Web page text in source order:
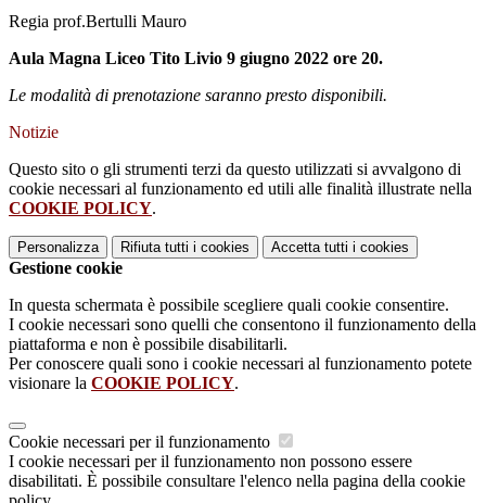
Regia prof.Bertulli Mauro
Aula Magna Liceo Tito Livio 9 giugno 2022 ore 20.
Le modalità di prenotazione saranno presto disponibili.
Notizie
Questo sito o gli strumenti terzi da questo utilizzati si avvalgono di
cookie necessari al funzionamento ed utili alle finalità illustrate nella
COOKIE POLICY.
Personalizza Rifiuta tutti i cookies Accetta tutti i cookies
Gestione cookie
In questa schermata è possibile scegliere quali cookie consentire.
I cookie necessari sono quelli che consentono il funzionamento della
piattaforma e non è possibile disabilitarli.
Per conoscere quali sono i cookie necessari al funzionamento potete
visionare la COOKIE POLICY.
Cookie necessari per il funzionamento
I cookie necessari per il funzionamento non possono essere
disabilitati. È possibile consultare l'elenco nella pagina della cookie